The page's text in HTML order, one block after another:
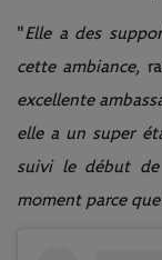
"Elle a des
cette ambiance,
excellente
elle a un super
suivi le début de
moment parce